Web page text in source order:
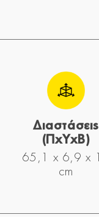
Διαστάσεις
(ΠxYxΒ)
65,1 x 6,9 x
cm